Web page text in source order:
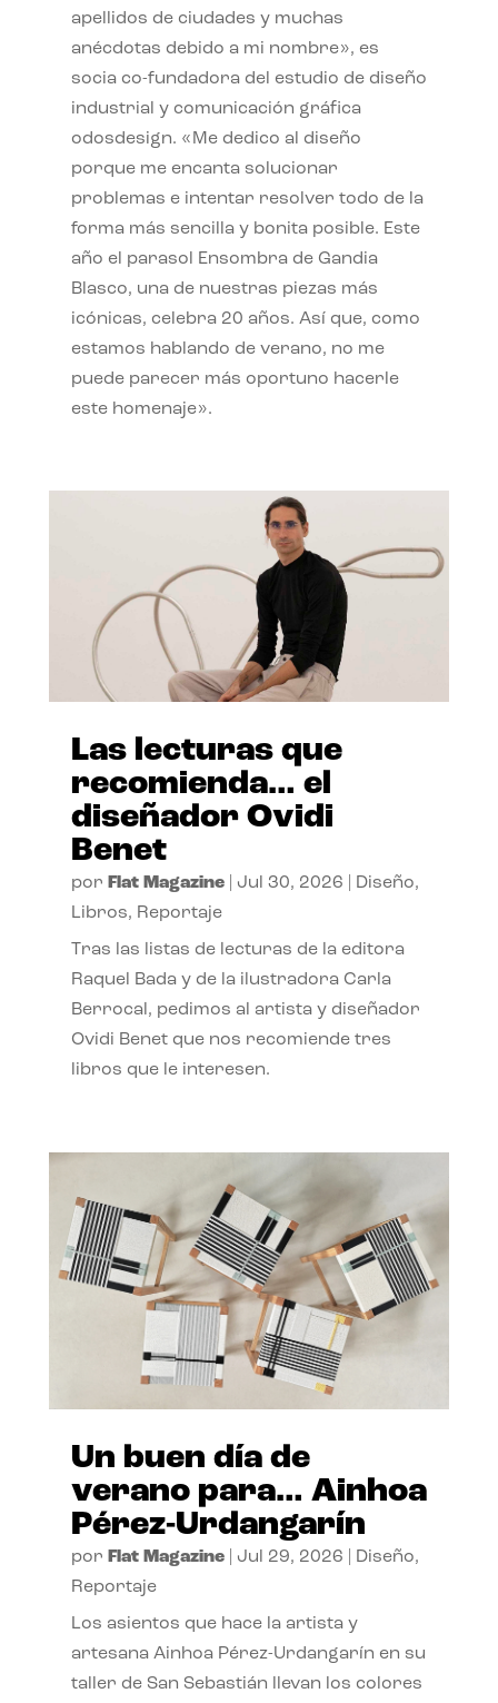
apellidos de ciudades y muchas
anécdotas debido a mi nombre», es
socia co-fundadora del estudio de diseño
industrial y comunicación gráfica
odosdesign. «Me dedico al diseño
porque me encanta solucionar
problemas e intentar resolver todo de la
forma más sencilla y bonita posible. Este
año el parasol Ensombra de Gandia
Blasco, una de nuestras piezas más
icónicas, celebra 20 años. Así que, como
estamos hablando de verano, no me
puede parecer más oportuno hacerle
este homenaje».
Las lecturas que
recomienda… el
diseñador Ovidi
Benet
por Flat Magazine| Jul 30, 2026 Diseño,
Libros, Reportaje
Tras las listas de lecturas de la editora
Raquel Bada y de la ilustradora Carla
Berrocal, pedimos al artista y diseñador
Ovidi Benet que nos recomiende tres
libros que le interesen.
Un buen día de
verano para… Ainhoa
Pérez-Urdangarín
por Flat Magazine| Jul 29, 2026 Diseño,
Reportaje
Los asientos que hace la artista y
artesana Ainhoa Pérez-Urdangarín en su
taller de San Sebastián llevan los colores